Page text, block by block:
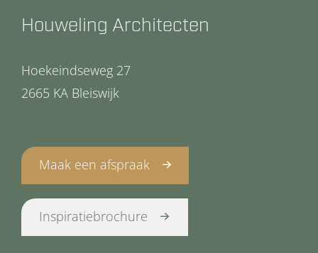
Houweling Architecten
Hoekeindseweg 27
2665 KA Bleiswijk
Maak een afspraak
Inspiratiebrochure